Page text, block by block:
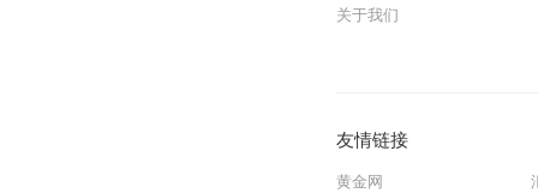
关于我们
友情链接
黄金网